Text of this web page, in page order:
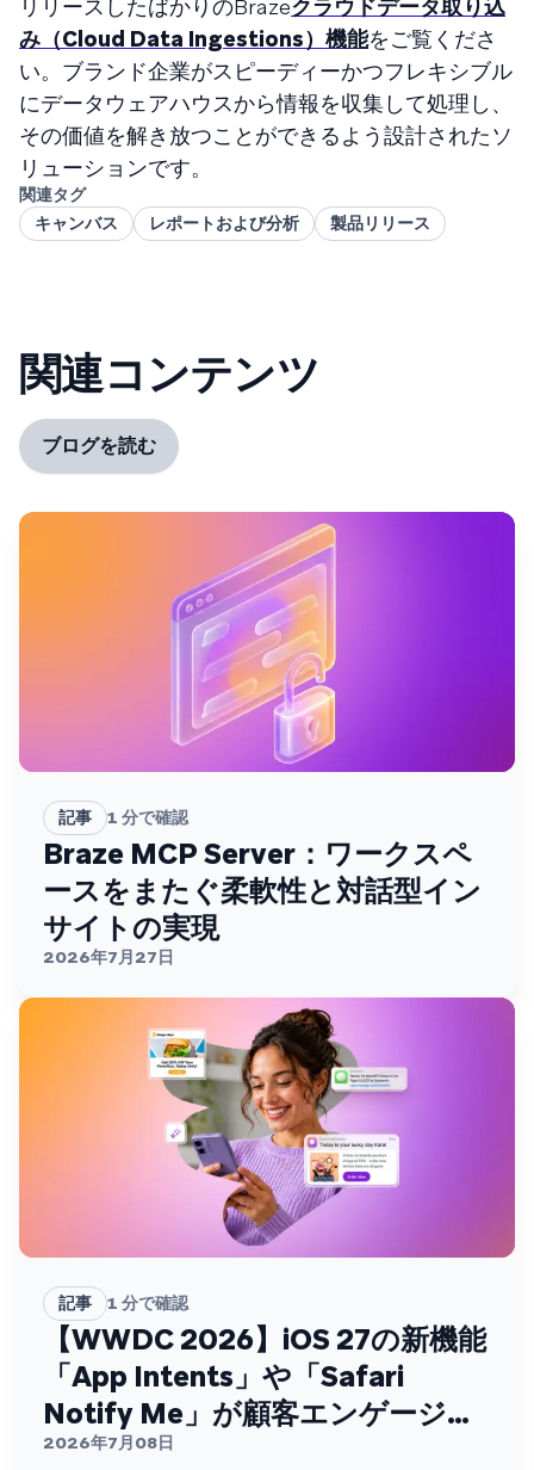
リリースしたばかりのBrazeクラウドデータ取り込
み（Cloud Data Ingestions）機能をご覧くださ
い。ブランド企業がスピーディーかつフレキシブル
にデータウェアハウスから情報を収集して処理し、
その価値を解き放つことができるよう設計されたソ
リューションです。
関連タグ
キャンバス
レポートおよび分析 製品リリース
関連コンテンツ
ブログを読む
記事 1 分で確認
Braze MCP Server：ワークスペ
ースをまたぐ柔軟性と対話型イン
サイトの実現
2026年7月27日
記事 1 分で確認
【WWDC 2026】iOS 27の新機能
「App Intents」や「Safari
Notify Me」が顧客エンゲージメ
ントを変える
2026年7月08日